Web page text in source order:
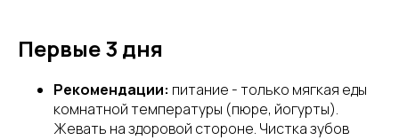
Первые 3 дня
Рекомендации: питание - только мягкая еды
комнатной температуры (пюре, йогурты).
Жевать на здоровой стороне. Чистка зубов